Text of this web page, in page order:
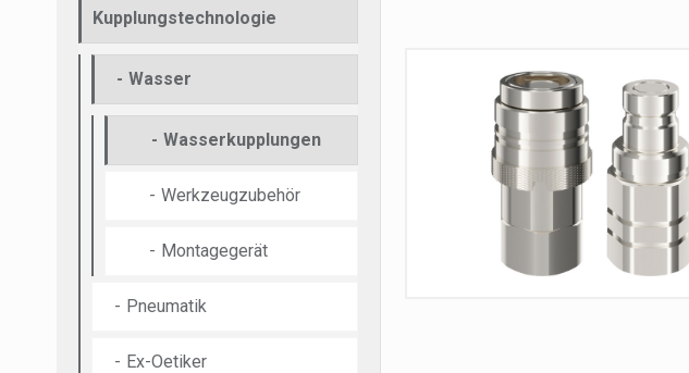
Kupplungstechnologie
Wasser
Wasserkupplungen
Werkzeugzubehör
Montagegerät
Pneumatik
Ex-Oetiker